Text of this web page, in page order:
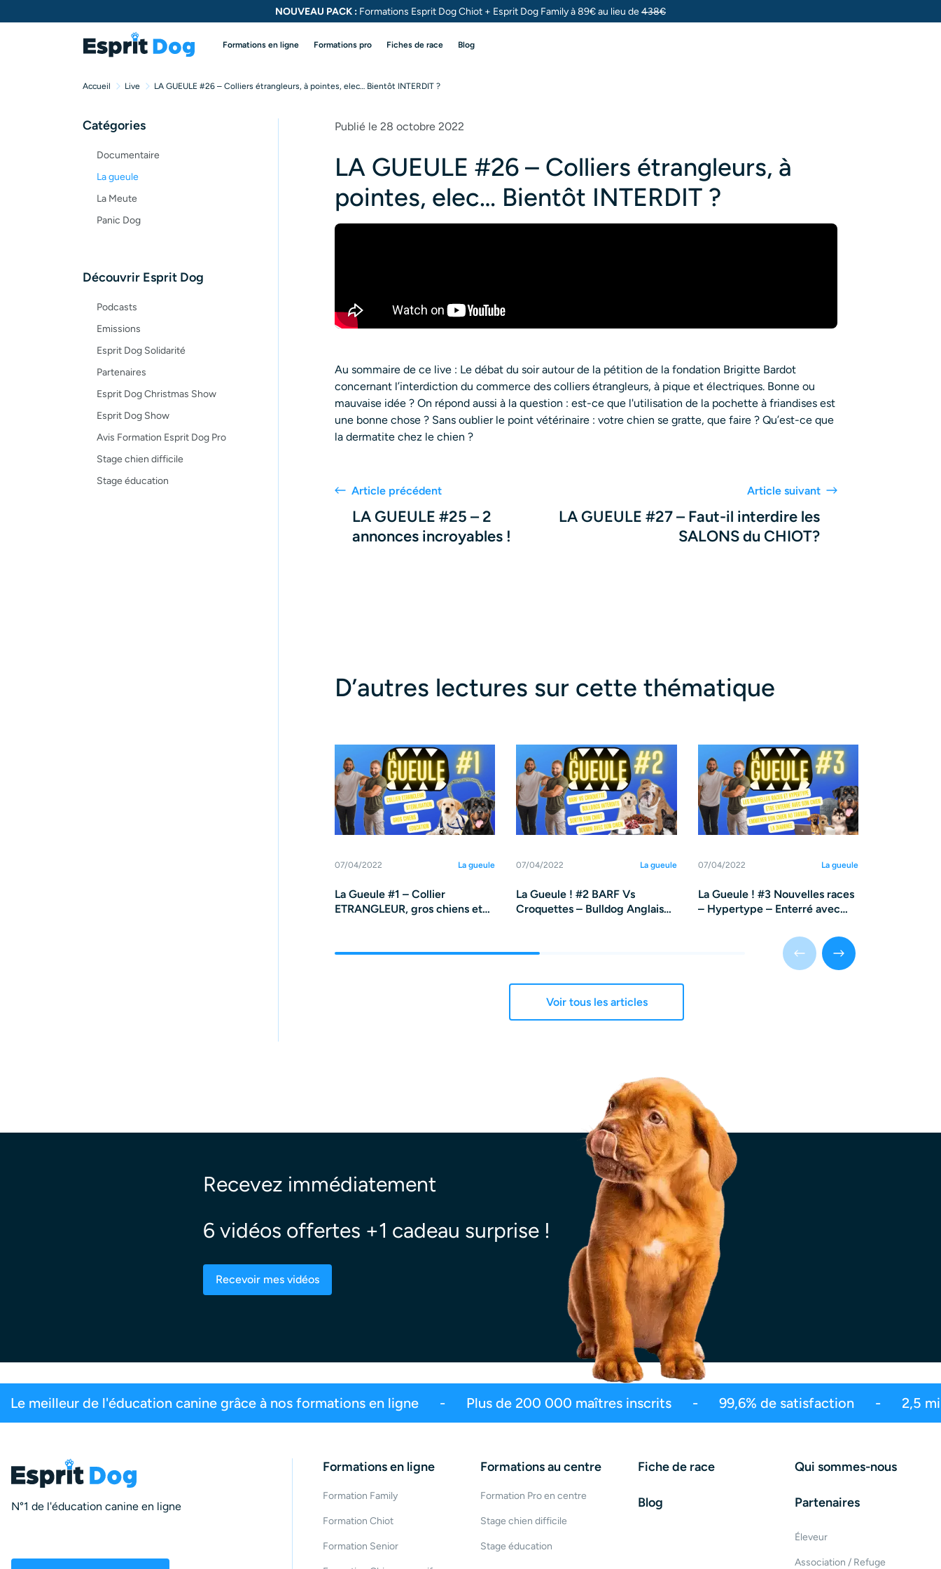
NOUVEAU PACK : Formations Esprit Dog Chiot + Esprit Dog Family à 89€ au lieu de438€
Formations en ligne Formations pro Fiches de race Blog
Accueil Live LA GUEULE #26 – Colliers étrangleurs, à pointes, elec… Bientôt INTERDIT ?
Catégories
Documentaire
La gueule
La Meute
Panic Dog
Découvrir Esprit Dog
Podcasts
Emissions
Esprit Dog Solidarité
Partenaires
Esprit Dog Christmas Show
Esprit Dog Show
Avis Formation Esprit Dog Pro
Stage chien difficile
Stage éducation
Publié le 28 octobre 2022
LA GUEULE #26 – Colliers étrangleurs, à
pointes, elec… Bientôt INTERDIT ?
Au sommaire de ce live : Le débat du soir autour de la pétition de la fondation Brigitte Bardot
concernant l’interdiction du commerce des colliers étrangleurs, à pique et électriques. Bonne ou
mauvaise idée ? On répond aussi à la question : est-ce que l'utilisation de la pochette à friandises est
une bonne chose ? Sans oublier le point vétérinaire : votre chien se gratte, que faire ? Qu’est-ce que
la dermatite chez le chien ?
Article précédent
LA GUEULE #25 – 2
annonces incroyables !
Article suivant
LA GUEULE #27 – Faut-il interdire les
SALONS du CHIOT?
D’autres lectures sur cette thématique
07/04/2022 La gueule
La Gueule #1 – Collier
ETRANGLEUR, gros chiens et
07/04/2022 La gueule
La Gueule ! #2 BARF Vs
Croquettes – Bulldog Anglais
07/04/2022 La gueule
La Gueule ! #3 Nouvelles races
– Hypertype – Enterré avec
Voir tous les articles
Recevez immédiatement
6 vidéos offertes +1 cadeau surprise !
Recevoir mes vidéos
ligne Plus de 200 000 maîtres inscrits 99,6% de satisfaction 2,5 millions d’abonnés Plus de 550 millions de vues
N°1 de l'éducation canine en ligne
Formations en ligne
Formation Family
Formation Chiot
Formation Senior
Formations au centre
Formation Pro en centre
Stage chien difficile
Stage éducation
Fiche de race
Blog
Qui sommes-nous
Partenaires
Éleveur
Association / Refuge